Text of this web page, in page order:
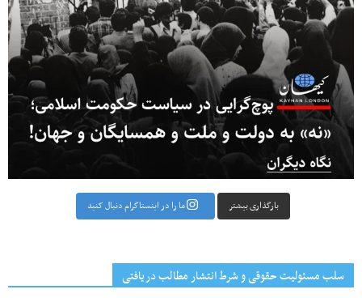
بارگذاری بیشتر ما را در اینستاگرام دنبال کنید
سلب مسئولیت حقوقی و شرط انتشار مطالب دریافتی